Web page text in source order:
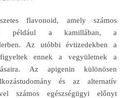
például a kamillában, a
Az utóbbi évtizedekben a
ennek a vegyületnek a
Az apigenin különösen
és az alternatív
számos egészségügyi előnyt